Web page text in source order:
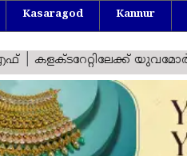
Kasaragod Kannur